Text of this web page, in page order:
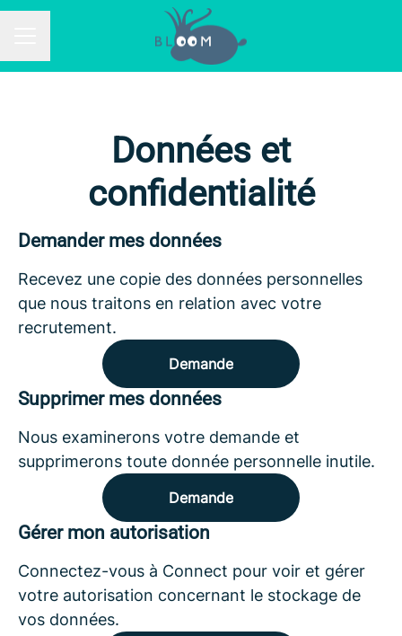
Données et
confidentialité
Demander mes données
Recevez une copie des données personnelles
que nous traitons en relation avec votre
recrutement.
Demande
Supprimer mes données
Nous examinerons votre demande et
supprimerons toute donnée personnelle inutile.
Demande
Gérer mon autorisation
Connectez-vous à Connect pour voir et gérer
votre autorisation concernant le stockage de
vos données.